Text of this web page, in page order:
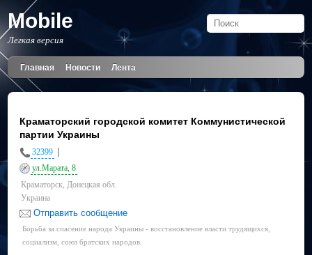
Mobile
Легкая версия
Главная Новости Лента
Краматорский городской комитет Коммунистической
партии Украины
32399
ул.Марата, 8
Краматорск, Донецкая обл.
Украина
Отправить сообщение
Борьба за спасение народа Украины - восстановление власти трудящихся,
социализм, союз братских народов.